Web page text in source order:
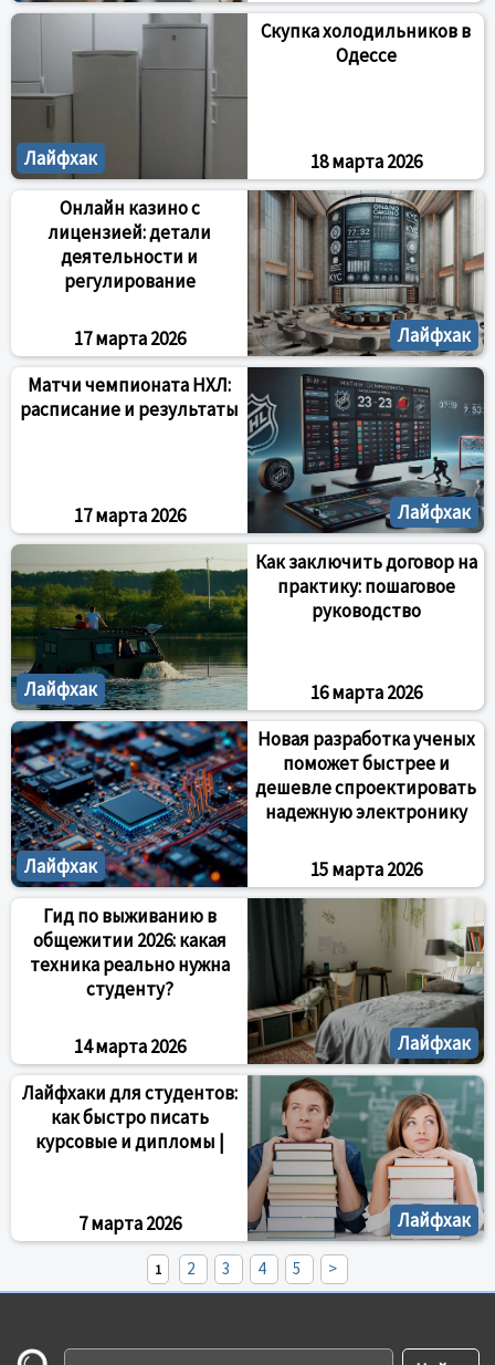
Лайфхак
Скупка холодильников в
Одессе
18 марта 2026
Лайфхак
Онлайн казино с
лицензией: детали
деятельности и
регулирование
17 марта 2026
Лайфхак
Матчи чемпионата НХЛ:
расписание и результаты
17 марта 2026
Лайфхак
Как заключить договор на
практику: пошаговое
руководство
16 марта 2026
Лайфхак
Новая разработка ученых
поможет быстрее и
дешевле спроектировать
надежную электронику
15 марта 2026
Лайфхак
Гид по выживанию в
общежитии 2026: какая
техника реально нужна
студенту?
14 марта 2026
Лайфхак
Лайфхаки для студентов:
как быстро писать
курсовые и дипломы |
7 марта 2026
1 2 3 4 5 >